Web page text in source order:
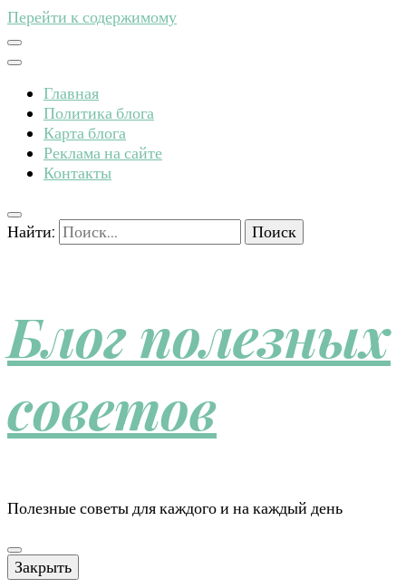
Перейти к содержимому
Главная
Политика блога
Карта блога
Реклама на сайте
Контакты
Найти:
Блог полезных
советов
Полезные советы для каждого и на каждый день
Закрыть